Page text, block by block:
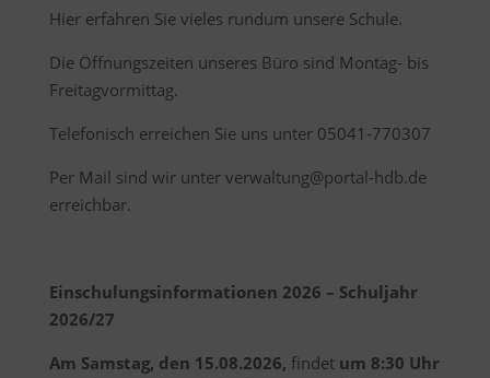
Hier erfahren Sie vieles rundum unsere Schule.
Die Öffnungszeiten unseres Büro sind Montag- bis
Freitagvormittag.
Telefonisch erreichen Sie uns unter 05041-770307
Per Mail sind wir unter verwaltung@portal-hdb.de
erreichbar.
Einschulungsinformationen 2026 – Schuljahr
2026/27
Am Samstag, den 15.08.2026, findet um 8:30 Uhr